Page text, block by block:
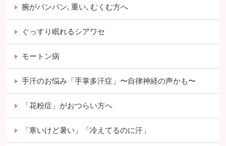
腕がパンパン, 重い, むくむ方へ
ぐっすり眠れるシアワセ
モートン病
手汗のお悩み「手掌多汗症」〜自律神経の声かも〜
「花粉症」がおつらい方へ
「寒いけど暑い」「冷えてるのに汗」